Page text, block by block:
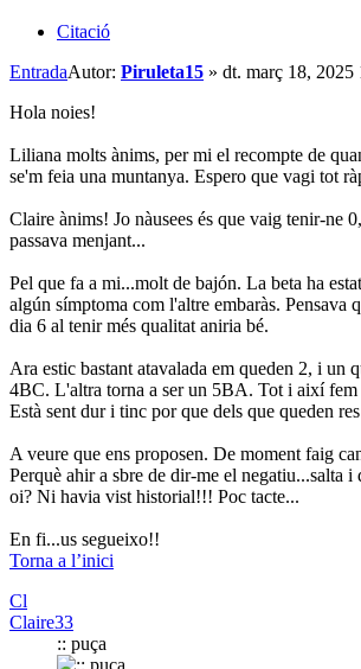
Citació
EntradaAutor: Piruleta15 » dt. març 18, 2025
Hola noies!
Liliana molts ànims, per mi el recompte de
se'm feia una muntanya. Espero que vagi tot
Claire ànims! Jo nàusees és que vaig tenir-ne
passava menjant...
Pel que fa a mi...molt de bajón. La beta ha
algún símptoma com l'altre embaràs. Pensava
dia 6 al tenir més qualitat aniria bé.
Ara estic bastant atavalada em queden 2, i un
4BC. L'altra torna a ser un 5BA. Tot i així
Està sent dur i tinc por que dels que queden
A veure que ens proposen. De moment faig
Perquè ahir a sbre de dir-me el negatiu...salta i
oi? Ni havia vist historial!!! Poc tacte...
En fi...us segueixo!!
Torna a l’inici
Cl
Claire33
:: puça